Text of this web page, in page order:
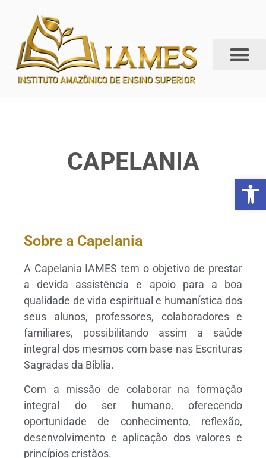
Abrir
CAPELANIA
Sobre a Capelania
A Capelania IAMES tem o objetivo de prestar
a devida assistência e apoio para a boa
qualidade de vida espiritual e humanística dos
seus alunos, professores, colaboradores e
familiares, possibilitando assim a saúde
integral dos mesmos com base nas Escrituras
Sagradas da Bíblia.
Com a missão de colaborar na formação
integral do ser humano, oferecendo
oportunidade de conhecimento, reflexão,
desenvolvimento e aplicação dos valores e
princípios cristãos.